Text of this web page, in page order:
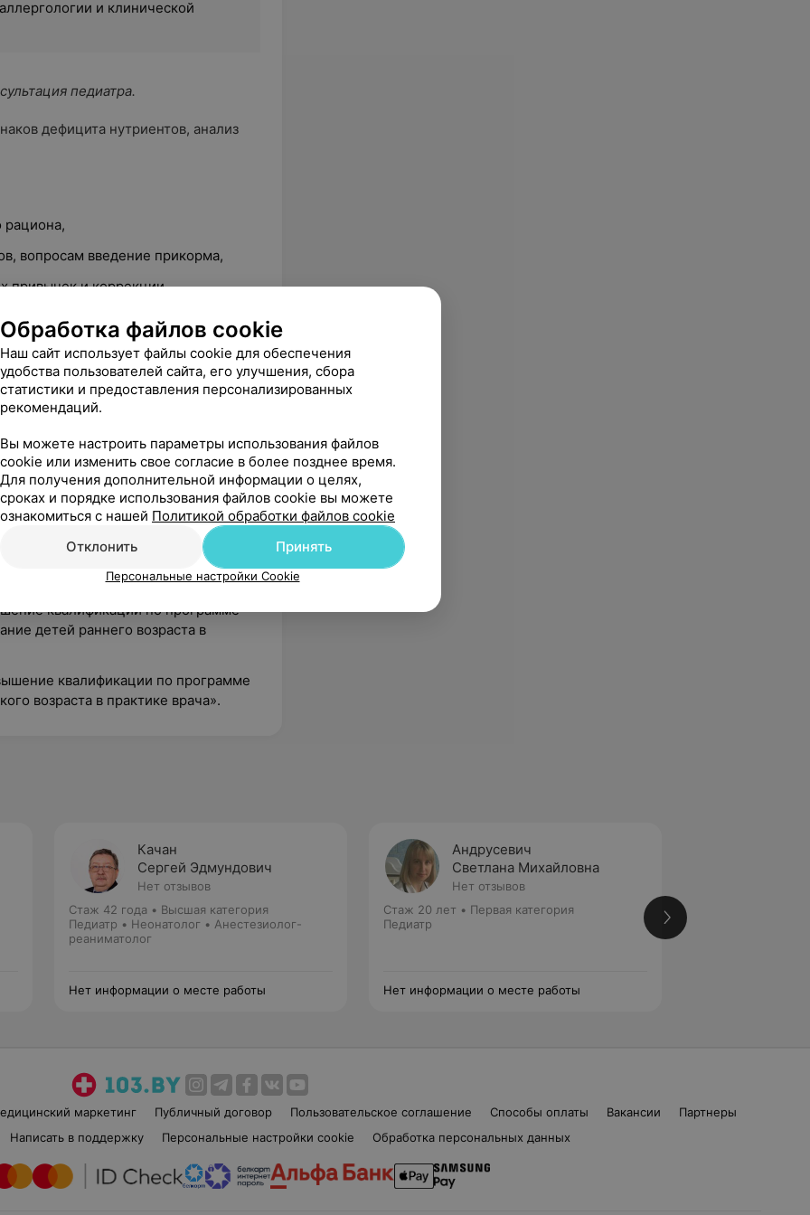
и клинической
педиатра.
дефицита нутриентов, анализ
рациона,
вопросам введение прикорма,
привычек и коррекции
.
медицинский университет»
по специальности
квалификации по программе
и лечения нервной системы у
квалификации по программе
детей раннего возраста в
квалификации по программе
возраста в практике врача».
Качан
Сергей Эдмундович
Нет отзывов
Стаж 42 года • Высшая категория
Педиатр • Неонатолог • Анестезиолог-
реаниматолог
Нет информации о месте работы
Андрусевич
Светлана Михайловна
Нет отзывов
Стаж 20 лет • Первая категория
Педиатр
Нет информации о месте работы
маркетинг Публичный договор Пользовательское соглашение Способы оплаты Вакансии
Партнеры
Написать в поддержку Персональные настройки cookie Обработка персональных данных
Обработка файлов cookie
Наш сайт использует файлы cookie для обеспечения
удобства пользователей сайта, его улучшения, сбора
статистики и предоставления персонализированных
рекомендаций.
Вы можете настроить параметры использования файлов
cookie или изменить свое согласие в более позднее время.
Для получения дополнительной информации о целях,
сроках и порядке использования файлов cookie вы можете
ознакомиться с нашей Политикой обработки файлов cookie
Отклонить
Принять
Персональные настройки Cookie